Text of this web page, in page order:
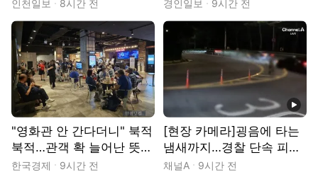
인천일보 8시간 전 경인일보 9시간 전
"영화관 안 간다더니" 북적
북적…관객 확 늘어난 뜻밖
의 이유 [현장+]
한국경제 9시간 전
[현장 카메라]굉음에 타는
냄새까지…경찰 단속 피해
심야 와인딩
채널A 9시간 전